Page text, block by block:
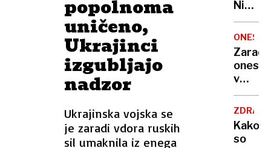
popolnoma
uničeno,
Ukrajinci
izgubljajo
nadzor
Ukrajinska vojska se
je zaradi vdora ruskih
sil umaknila iz enega
Nikoli
nisem
da je
to v
moji
sploh
Zaradi
v
delu
voda
Kako
so